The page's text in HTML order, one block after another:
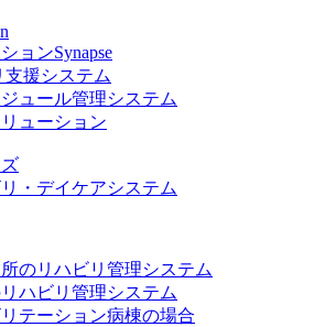
ョンSynapse
支援システム
ュール管理システム
ューション
・デイケアシステム
のリハビリ管理システム
ハビリ管理システム
テーション病棟の場合